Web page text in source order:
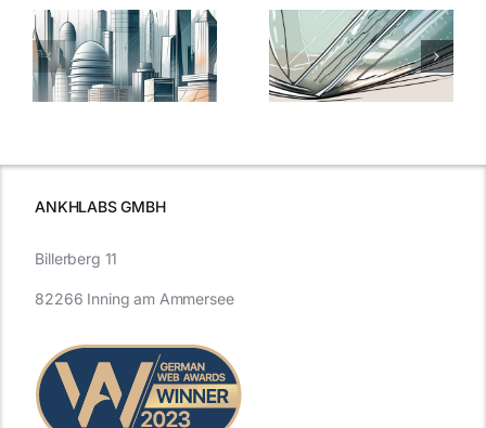
5 Gründe,
warum
Nanoversiegelung
auf Glas
7
Expertentipps
für maximale
ANKHLABS GMBH
Billerberg 11
82266 Inning am Ammersee